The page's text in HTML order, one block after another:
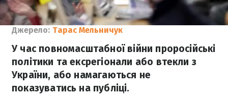
Джерело: Тарас Мельничук
У час повномасштабної війни проросійські
політики та ексрегіонали або втекли з
України, або намагаються не
показуватись на публіці.